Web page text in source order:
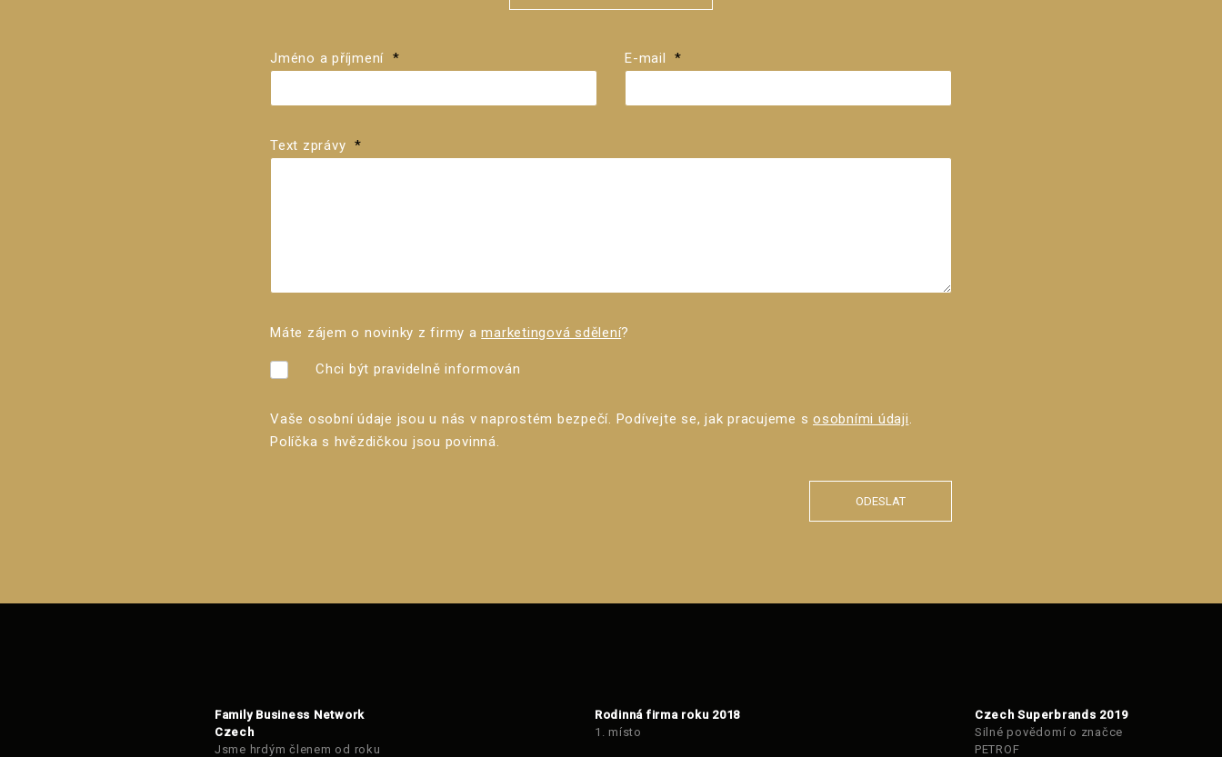
Jméno a příjmení * E-mail *
Text zprávy *
Máte zájem o novinky z firmy amarketingová sdělení?
Chci být pravidelně informován
Vaše osobní údaje jsou u nás v naprostém bezpečí. Podívejte se, jak pracujeme s osobními údaji.
Políčka s hvězdičkou jsou povinná.
ODESLAT
odeslat.
Family Business Network
Czech
Jsme hrdým členem od roku
Rodinná firma roku 2018
1. místo
Czech Superbrands 2019
Silné povědomí o značce
PETROF